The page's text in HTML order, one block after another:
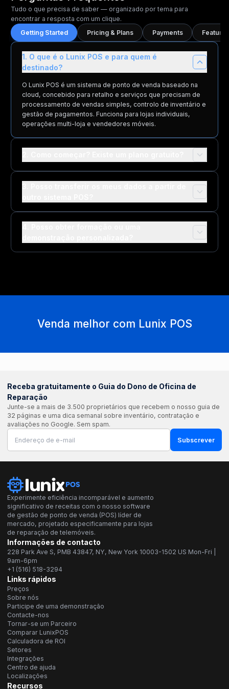
Múltiplas Localizações
1
2 (EXTRA por
Limite de Utilizadores
Limite de Funções
1 1 Ilimitado
Terminal de Cartão Pessoal
Comentários na Linha Temporal da Encomenda
Tudo o que precisa de saber — organizado por tema para
encontrar a resposta com um clique.
Getting Started
Pricing & Plans Payments
1. O que é o Lunix POS e para quem é
destinado?
O Lunix POS é um sistema de ponto de venda baseado na
cloud, concebido para retalho e serviços que precisam de
processamento de vendas simples, controlo de inventário e
gestão de pagamentos. Funciona para lojas individuais,
operações multi-loja e vendedores móveis.
Venda melhor com Lunix POS
Receba gratuitamente o Guia do Dono de Oficina de
Reparação
Junte-se a mais de 3.500 proprietários que recebem o nosso guia de
32 páginas e uma dica semanal sobre inventário, contratação e
avaliações no Google. Sem spam.
Subscrever
Experimente eficiência incomparável e aumento
significativo de receitas com o nosso software
de gestão de ponto de venda (POS) líder de
mercado, projetado especificamente para lojas
de reparação de telemóveis.
Informações de contacto
228 Park Ave S, PMB 43847, NY, New York 10003-1502 US Mon-Fri |
9am-6pm
+1 (516) 518-3294
Links rápidos
Preços
Sobre nós
Participe de uma demonstração
Contacte-nos
Tornar-se um Parceiro
Comparar LunixPOS
Calculadora de ROI
Setores
Integrações
Centro de ajuda
Localizações
Recursos